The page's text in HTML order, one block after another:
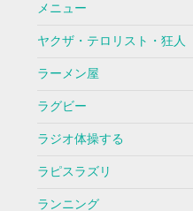
メニュー
ヤクザ・テロリスト・狂人
ラーメン屋
ラグビー
ラジオ体操する
ラピスラズリ
ランニング